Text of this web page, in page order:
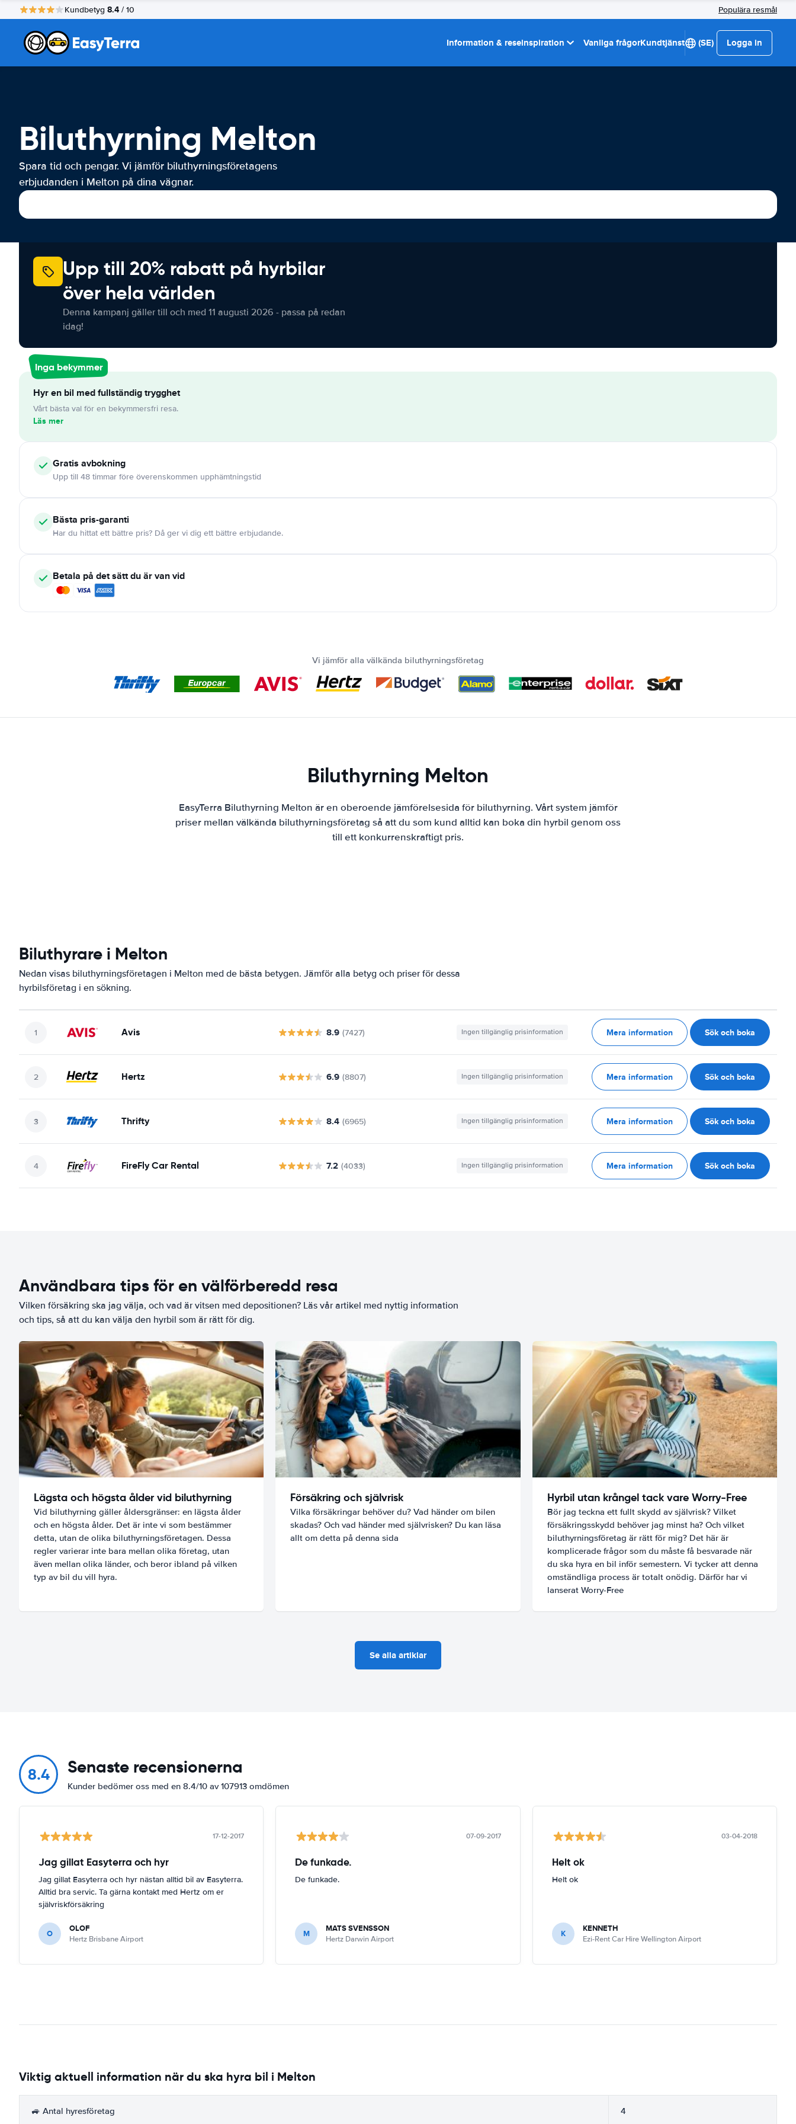
Kundbetyg 8.4 / 10 Populära resmål
Information & reseinspiration Vanliga frågorKundtjänst (SE) Logga in
Biluthyrning Melton
Spara tid och pengar. Vi jämför biluthyrningsföretagens
erbjudanden i Melton på dina vägnar.
Upp till 20% rabatt på hyrbilar
över hela världen
Denna kampanj gäller till och med 11 augusti 2026 - passa på redan
idag!
Inga bekymmer
Hyr en bil med fullständig trygghet
Vårt bästa val för en bekymmersfri resa.
Läs mer
Gratis avbokning
Upp till 48 timmar före överenskommen upphämtningstid
Bästa pris-garanti
Har du hittat ett bättre pris? Då ger vi dig ett bättre erbjudande.
Betala på det sätt du är van vid
Vi jämför alla välkända biluthyrningsföretag
Biluthyrning Melton
EasyTerra Biluthyrning Melton är en oberoende jämförelsesida för biluthyrning. Vårt system jämför
priser mellan välkända biluthyrningsföretag så att du som kund alltid kan boka din hyrbil genom oss
till ett konkurrenskraftigt pris.
Biluthyrare i Melton
Nedan visas biluthyrningsföretagen i Melton med de bästa betygen. Jämför alla betyg och priser för dessa
hyrbilsföretag i en sökning.
Avis 8.9 (7427) Ingen tillgänglig prisinformation Mera information Sök och boka
Hertz 6.9 (8807) Ingen tillgänglig prisinformation Mera information Sök och boka
Thrifty 8.4 (6965) Ingen tillgänglig prisinformation Mera information Sök och boka
FireFly Car Rental 7.2 (4033) Ingen tillgänglig prisinformation Mera information Sök och boka
Användbara tips för en välförberedd resa
Vilken försäkring ska jag välja, och vad är vitsen med depositionen? Läs vår artikel med nyttig information
och tips, så att du kan välja den hyrbil som är rätt för dig.
Lägsta och högsta ålder vid biluthyrning
Vid biluthyrning gäller åldersgränser: en lägsta ålder
och en högsta ålder. Det är inte vi som bestämmer
detta, utan de olika biluthyrningsföretagen. Dessa
regler varierar inte bara mellan olika företag, utan
även mellan olika länder, och beror ibland på vilken
typ av bil du vill hyra.
Försäkring och självrisk
Vilka försäkringar behöver du? Vad händer om bilen
skadas? Och vad händer med självrisken? Du kan läsa
allt om detta på denna sida
Hyrbil utan krångel tack vare Worry-Free
Bör jag teckna ett fullt skydd av självrisk? Vilket
försäkringsskydd behöver jag minst ha? Och vilket
biluthyrningsföretag är rätt för mig? Det här är
komplicerade frågor som du måste få besvarade när
du ska hyra en bil inför semestern. Vi tycker att denna
omständliga process är totalt onödig. Därför har vi
lanserat Worry-Free
Se alla artiklar
8.4 Senaste recensionerna
Kunder bedömer oss med en 8.4/10 av 107913 omdömen
17-12-2017
Jag gillat Easyterra och hyr
Jag gillat Easyterra och hyr nästan alltid bil av Easyterra.
Alltid bra servic. Ta gärna kontakt med Hertz om er
självriskförsäkring
O OLOF
Hertz Brisbane Airport
07-09-2017
De funkade.
De funkade.
M MATS SVENSSON
Hertz Darwin Airport
03-04-2018
Helt ok
Helt ok
K KENNETH
Ezi-Rent Car Hire Wellington Airport
Viktig aktuell information när du ska hyra bil i Melton
🚙 Antal hyresföretag 4